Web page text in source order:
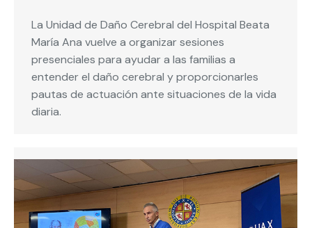
La Unidad de Daño Cerebral del Hospital Beata
María Ana vuelve a organizar sesiones
presenciales para ayudar a las familias a
entender el daño cerebral y proporcionarles
pautas de actuación ante situaciones de la vida
diaria.